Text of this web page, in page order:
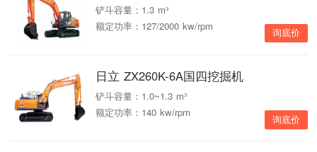
铲斗容量：1.3 m³
额定功率：127/2000 kw/rpm
询底价
日立 ZX260K-6A国四挖掘机
铲斗容量：1.0~1.3 m³
额定功率：140 kw/rpm
询底价